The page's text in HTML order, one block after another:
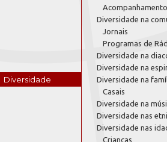
Diversidade
Diversidade na
Jornais
Programas de
Diversidade na
Diversidade na
Diversidade na
Casais
Diversidade na
Diversidade nas
Diversidade nas
Crianças